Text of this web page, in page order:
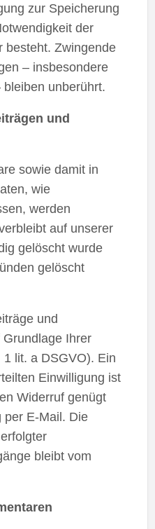
zur Speicherung
der
besteht. Zwingende
– insbesondere
unberührt.
und
sowie damit in
wie
werden
auf unserer
gelöscht wurde
gelöscht
und
Ihrer
lit. a DSGVO). Ein
Einwilligung ist
Widerruf genügt
per E-Mail. Die
bleibt vom